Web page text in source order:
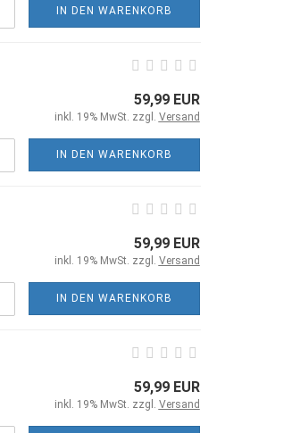
IN DEN WARENKORB
59,99 EUR
inkl. 19% MwSt. zzgl. Versand
IN DEN WARENKORB
59,99 EUR
inkl. 19% MwSt. zzgl. Versand
IN DEN WARENKORB
59,99 EUR
inkl. 19% MwSt. zzgl. Versand